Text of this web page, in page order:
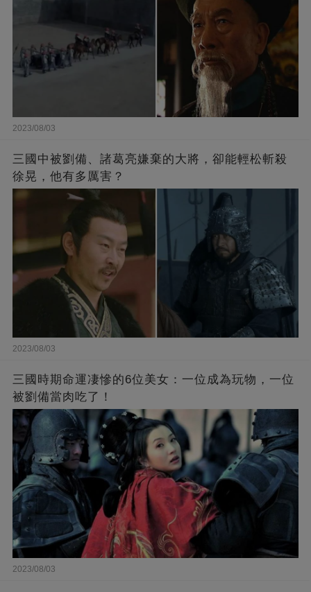
2023/08/03
三國中被劉備、諸葛亮嫌棄的大將，卻能輕松斬殺
徐晃，他有多厲害？
2023/08/03
三國時期命運凄慘的6位美女：一位成為玩物，一位
被劉備當肉吃了！
2023/08/03